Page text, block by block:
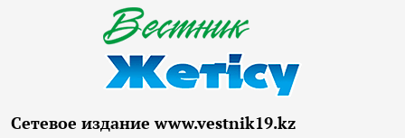
Сетевое издание www.vestnik19.kz